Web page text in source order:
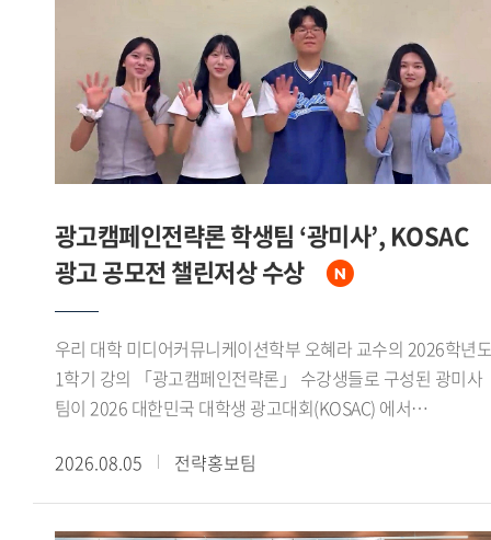
광고캠페인전략론 학생팀 ‘광미사’, KOSAC
광고 공모전 챌린저상 수상
우리 대학 미디어커뮤니케이션학부 오혜라 교수의 2026학년
1학기 강의 「광고캠페인전략론」 수강생들로 구성된 광미사
팀이 2026 대한민국 대학생 광고대회(KOSAC) 에서
는 문화체육관광부가 주최하고 한국광고총연합회가 주관하는
지도교수와 함께 주제에 맞는 광고 캠페인 기획서를 제작해
2026.08.05 전략홍보팀